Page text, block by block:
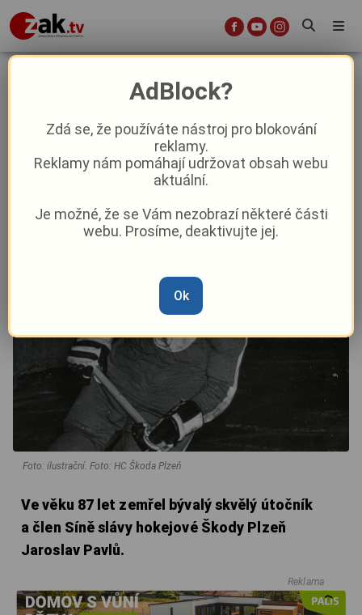
Smutek v hokejové Plzni. Zemřel
člen Síně slávy
15. 1. 2024|09:32
Foto: ilustrační. Foto: HC Škoda Plzeň
Ve věku 87 let zemřel bývalý skvělý útočník
a člen Síně slávy hokejové Škody Plzeň
Jaroslav Pavlů.
Reklama
AdBlock?
Zdá se, že používáte nástroj pro blokování
reklamy.
Reklamy nám pomáhají udržovat obsah webu
aktuální.
Je možné, že se Vám nezobrazí některé části
webu. Prosíme, deaktivujte jej.
Ok